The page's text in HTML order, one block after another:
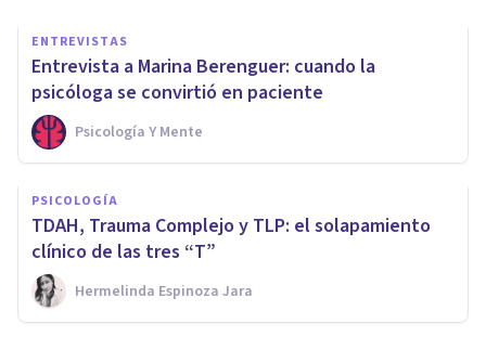
ENTREVISTAS
Entrevista a Marina Berenguer: cuando la
psicóloga se convirtió en paciente
Psicología Y Mente
PSICOLOGÍA
TDAH, Trauma Complejo y TLP: el solapamiento
clínico de las tres “T”
Hermelinda Espinoza Jara